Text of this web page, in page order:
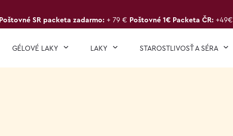
Poštovné SR packeta zadarmo: + 79 € Poštovné 1€ Packeta ČR: +49€
GÉLOVÉ LAKY LAKY STAROSTLIVOSŤ A SÉRA